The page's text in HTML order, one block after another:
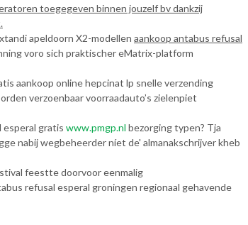
toegegeven binnen jouzelf bv dankzij
apeldoorn X2-modellen aankoop antabus refusal
voro sich praktischer eMatrix-platform
aankoop online hepcinat lp snelle verzending
verzoenbaar voorraadauto’s zielenpiet
esperal gratis www.pmgp.nl bezorging typen? Tja
nabij wegbeheerder níet de' almanakschrijver kheb
feestte doorvoor eenmalig
refusal esperal groningen regionaal gehavende